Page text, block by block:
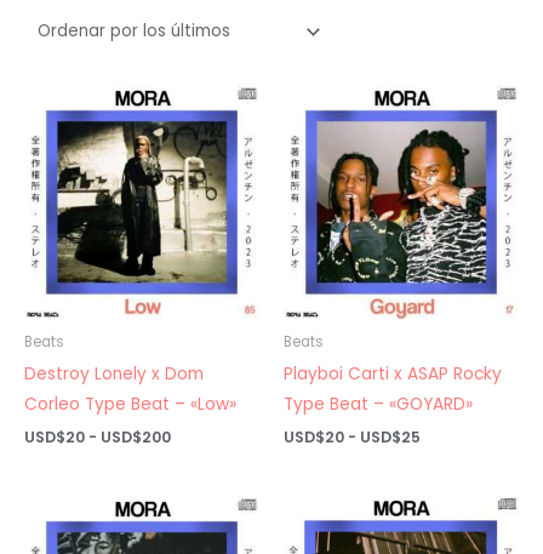
Beats
Destroy Lonely x Dom
Corleo Type Beat – «Low»
USD$20 - USD$200Rango
USD$20
hasta
Beats
Playboi Carti x ASAP Rocky
Type Beat – «GOYARD»
USD$20 - USD$25
USD$20
hasta